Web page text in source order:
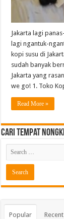
Jakarta lagi
lagi ngantuk-
kopi susu di
sudah banyak
Jakarta yang
we go! 1. Toko
Read More »
Cari Tempat
Popular Recent